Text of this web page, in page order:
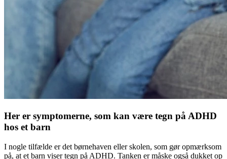
Her er symptomerne, som kan være tegn på ADHD
hos et barn
I nogle tilfælde er det børnehaven eller skolen, som gør opmærksom
på, at et barn viser tegn på ADHD. Tanken er måske også dukket op